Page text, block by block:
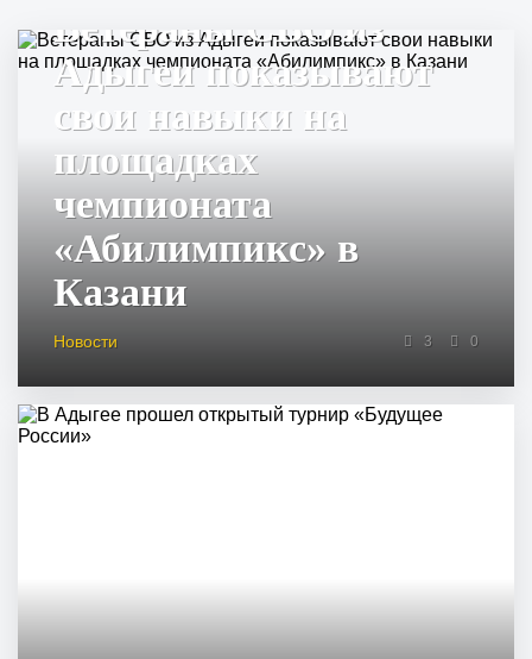
Ветераны СВО из
Адыгеи показывают
свои навыки на
площадках
чемпионата
«Абилимпикс» в
Казани
Новости 3 0